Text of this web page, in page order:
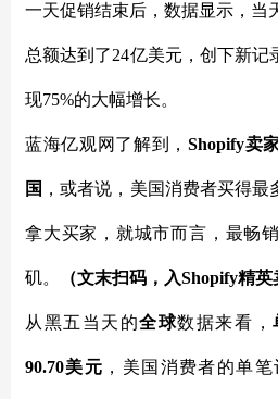
一天促销结束后，数据显示，当
总额达到了24亿美元，创下新
现75%的大幅增长。
蓝海亿观网了解到， Shopify卖
国 ，或者说，美国消费者买得
拿大买家，就城市而言，最畅
矶。 （文末扫码，入Shopify精英
从黑五当天的全球数据来看，
90.70美元 ，美国消费者的单